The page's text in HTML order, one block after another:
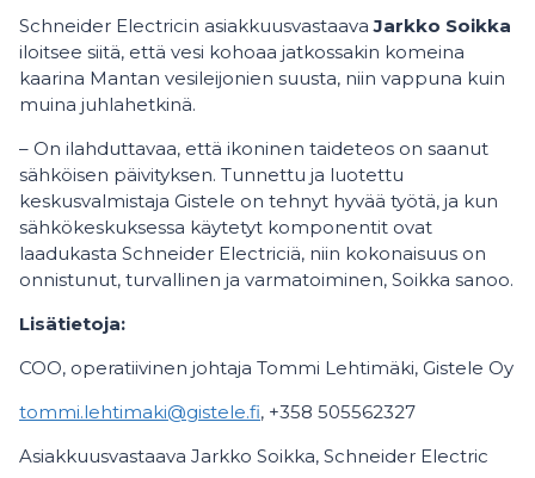
Schneider Electricin asiakkuusvastaavaJarkko Soikka
iloitsee siitä, että vesi kohoaa jatkossakin komeina
kaarina Mantan vesileijonien suusta, niin vappuna kuin
muina juhlahetkinä.
– On ilahduttavaa, että ikoninen taideteos on saanut
sähköisen päivityksen. Tunnettu ja luotettu
keskusvalmistaja Gistele on tehnyt hyvää työtä, ja kun
sähkökeskuksessa käytetyt komponentit ovat
laadukasta Schneider Electriciä, niin kokonaisuus on
onnistunut, turvallinen ja varmatoiminen, Soikka sanoo.
Lisätietoja:
COO, operatiivinen johtaja Tommi Lehtimäki, Gistele Oy
tommi.lehtimaki@gistele.fi, +358 505562327
Asiakkuusvastaava Jarkko Soikka, Schneider Electric